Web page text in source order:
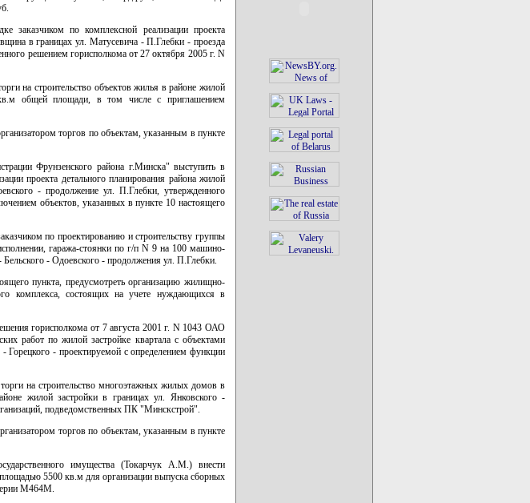
заказчиком по комплексной реализации проекта
в границах ул. Матусевича - П.Глебки - проезда
решением горисполкома от 27 октября 2005 г. N
на строительство объектов жилья в районе жилой
общей площади, в том числе с приглашением
торгов по объектам, указанным в пункте
Фрунзенского района г.Минска" выступить в
проекта детального планирования района жилой
- продолжение ул. П.Глебки, утвержденного
объектов, указанных в пункте 10 настоящего
по проектированию и строительству группы
гаража-стоянки по г/п N 9 на 100 машино-
- Одоевского - продолжения ул. П.Глебки.
пункта, предусмотреть организацию жилищно-
комплекса, состоящих на учете нуждающихся в
горисполкома от 7 августа 2001 г. N 1043 ОАО
работ по жилой застройке квартала с объектами
Горецкого - проектируемой с определением функции
на строительство многоэтажных жилых домов в
жилой застройки в границах ул. Янковского -
подведомственных ПК "Минскстрой".
торгов по объектам, указанным в пункте
имущества (Токарчук A.M.) внести
5500 кв.м для организации выпуска сборных
М464М.